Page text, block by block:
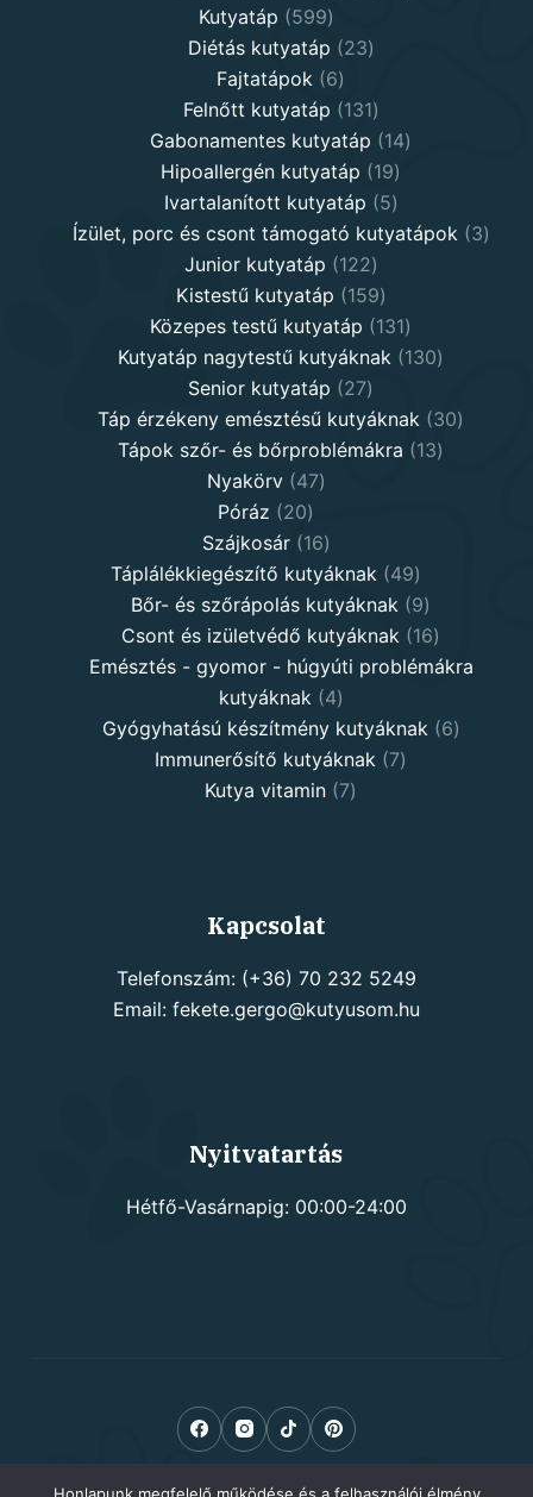
Kutyatáp 599599
products
Diétás kutyatáp 2323
Fajtatápok 66
products
Felnőtt kutyatáp 131131
products
Gabonamentes kutyatáp 1414
Hipoallergén kutyatáp 1919
products
Ivartalanított kutyatáp 55
products
Ízület, porc és csont támogató kutyatápok 33
Junior kutyatáp 122122
products
Kistestű kutyatáp 159159
products
Közepes testű kutyatáp 131131
products
Kutyatáp nagytestű kutyáknak 130130
Senior kutyatáp 2727
products
Táp érzékeny emésztésű kutyáknak 3030
Tápok szőr- és bőrproblémákra 1313
Nyakörv 4747
Póráz 2020
products
Szájkosár 1616
products
Táplálékkiegészítő kutyáknak 4949
products
Bőr- és szőrápolás kutyáknak 99
products
Csont és izületvédő kutyáknak 1616
products
Emésztés - gyomor - húgyúti problémákra
kutyáknak
44
products
Gyógyhatású készítmény kutyáknak 66
Immunerősítő kutyáknak 77
Kutya vitamin 77
Kapcsolat
Telefonszám: (+36) 70 232 5249
Email: fekete.gergo@kutyusom.hu
Nyitvatartás
Hétfő-Vasárnapig: 00:00-24:00